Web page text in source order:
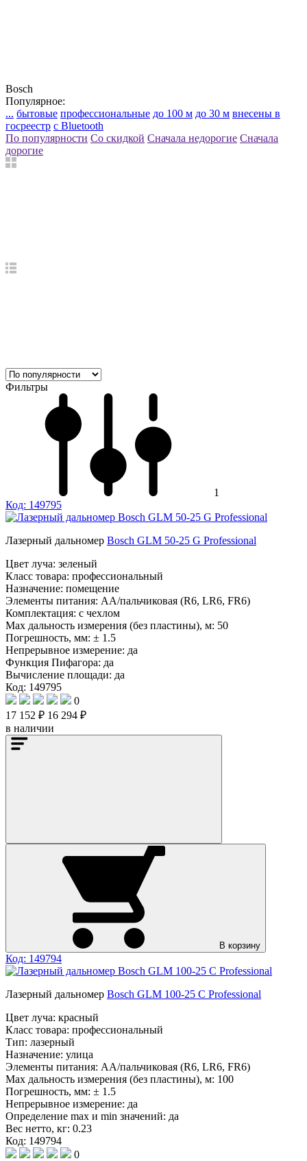
Bosch
Популярное:
... бытовые профессиональные до 100 м до 30 м внесены в
госреестр с Bluetooth
По популярности Со скидкой Сначала недорогие Сначала
дорогие
Фильтры
1
Код: 149795
Лазерный дальномер Bosch GLM 50-25 G Professional
Цвет луча: зеленый
Класс товара: профессиональный
Назначение: помещение
Элементы питания: AA/пальчиковая (R6, LR6, FR6)
Комплектация: с чехлом
Max дальность измерения (без пластины), м: 50
Погрешность, мм: ± 1.5
Непрерывное измерение: да
Функция Пифагора: да
Вычисление площади: да
Код: 149795
0
17 152 ₽ 16 294 ₽
в наличии
В корзину
Код: 149794
Лазерный дальномер Bosch GLM 100-25 C Professional
Цвет луча: красный
Класс товара: профессиональный
Тип: лазерный
Назначение: улица
Элементы питания: AA/пальчиковая (R6, LR6, FR6)
Max дальность измерения (без пластины), м: 100
Погрешность, мм: ± 1.5
Непрерывное измерение: да
Определение mах и min значений: да
Вес нетто, кг: 0.23
Код: 149794
0